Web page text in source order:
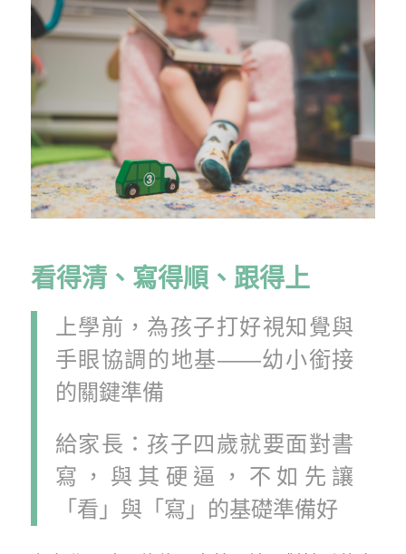
看得清、寫得順、跟得上
上學前，為孩子打好視知覺與
手眼協調的地基——幼小銜接
的關鍵準備
給家長：孩子四歲就要面對書
寫，與其硬逼，不如先讓
「看」與「寫」的基礎準備好